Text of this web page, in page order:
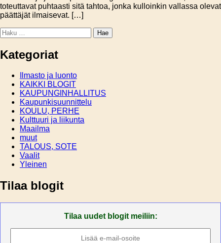
toteuttavat puhtaasti sitä tahtoa, jonka kulloinkin vallassa olevat
päättäjät ilmaisevat. […]
Haku:
Kategoriat
Ilmasto ja luonto
KAIKKI BLOGIT
KAUPUNGINHALLITUS
Kaupunkisuunnittelu
KOULU, PERHE
Kulttuuri ja liikunta
Maailma
muut
TALOUS, SOTE
Vaalit
Yleinen
Tilaa blogit
Tilaa uudet blogit meiliin: